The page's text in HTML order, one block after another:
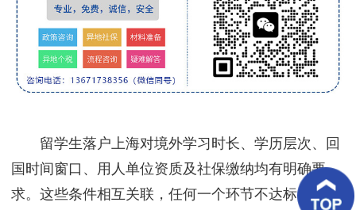
务
优
案
留学生落户上海对境外学习时长、学历层次、回
国时间窗口、用人单位资质及社保缴纳均有明确要
求。这些条件相互关联，任何一个环节不达标都可能